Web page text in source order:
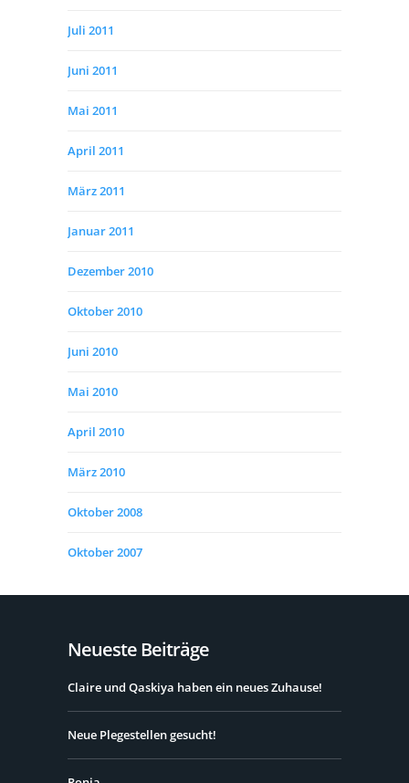
Juli 2011
Juni 2011
Mai 2011
April 2011
März 2011
Januar 2011
Dezember 2010
Oktober 2010
Juni 2010
Mai 2010
April 2010
März 2010
Oktober 2008
Oktober 2007
Neueste Beiträge
Claire und Qaskiya haben ein neues Zuhause!
Neue Plegestellen gesucht!